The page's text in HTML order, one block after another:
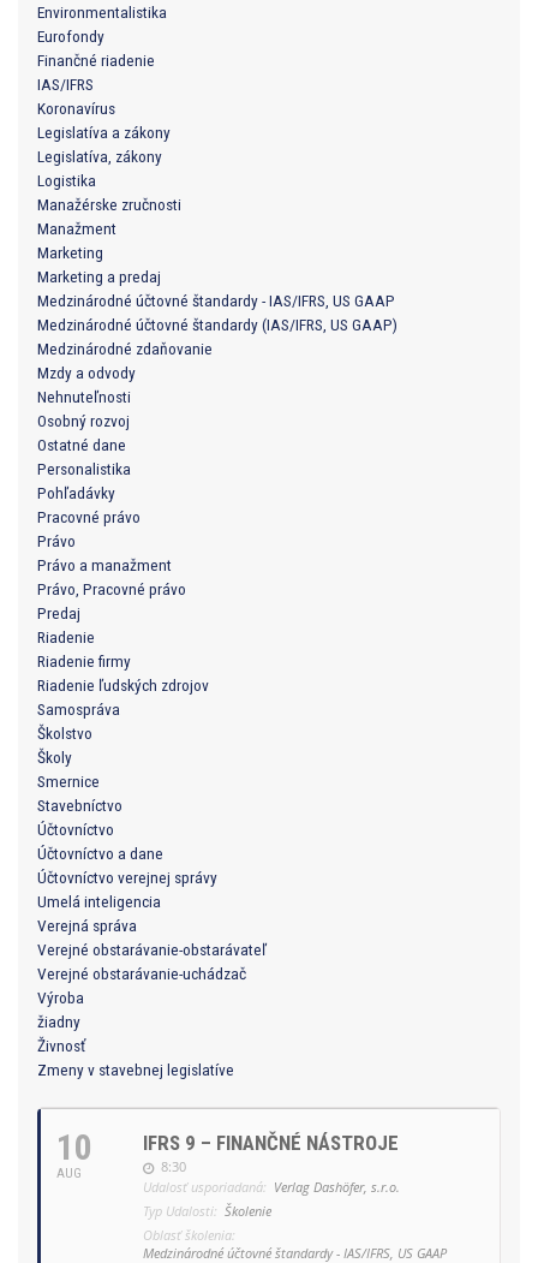
Environmentalistika
Eurofondy
Finančné riadenie
IAS/IFRS
Koronavírus
Legislatíva a zákony
Legislatíva, zákony
Logistika
Manažérske zručnosti
Manažment
Marketing
Marketing a predaj
Medzinárodné účtovné štandardy - IAS/IFRS, US GAAP
Medzinárodné účtovné štandardy (IAS/IFRS, US GAAP)
Medzinárodné zdaňovanie
Mzdy a odvody
Nehnuteľnosti
Osobný rozvoj
Ostatné dane
Personalistika
Pohľadávky
Pracovné právo
Právo
Právo a manažment
Právo, Pracovné právo
Predaj
Riadenie
Riadenie firmy
Riadenie ľudských zdrojov
Samospráva
Školstvo
Školy
Smernice
Stavebníctvo
Účtovníctvo
Účtovníctvo a dane
Účtovníctvo verejnej správy
Umelá inteligencia
Verejná správa
Verejné obstarávanie-obstarávateľ
Verejné obstarávanie-uchádzač
Výroba
žiadny
Živnosť
Zmeny v stavebnej legislatíve
10
AUG
IFRS 9 – FINANČNÉ NÁSTROJE
8:30
Udalosť usporiadaná: Verlag Dashöfer, s.r.o.
Typ Udalosti: Školenie
Oblasť školenia:
Medzinárodné účtovné štandardy - IAS/IFRS, US GAAP